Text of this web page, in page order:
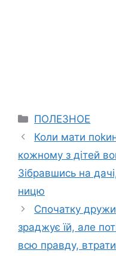
Categories
ПОЛЕЗНОЕ
Коли мати
кожному з дітей
Зібравшись на
ницю
Спочатку
зраджує їй, але
всю правду,